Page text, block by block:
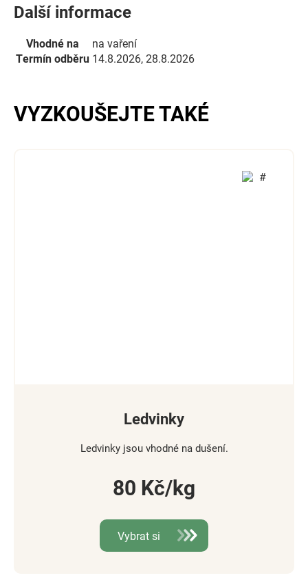
Další informace
Vhodné na
na vaření
Termín odběru 14.8.2026, 28.8.2026
VYZKOUŠEJTE TAKÉ
Ledvinky
Ledvinky jsou vhodné na dušení.
80 Kč
Vybrat si